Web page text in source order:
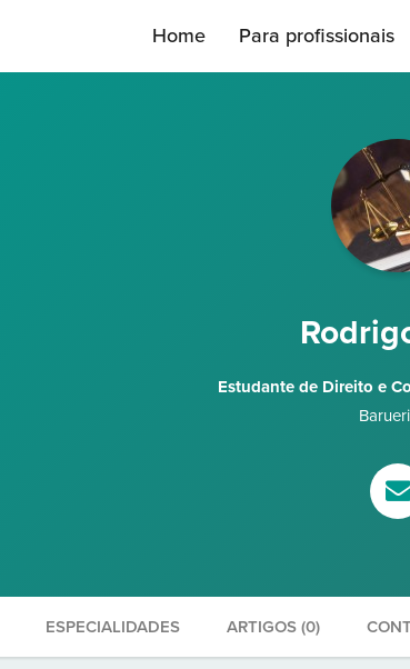
Home Para profissionais
Estudante de Direito e
Barueri
ESPECIALIDADES ARTIGOS (0)